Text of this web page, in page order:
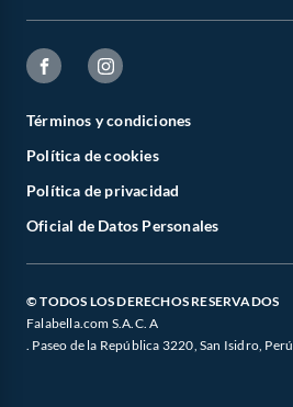
Términos y condiciones
Política de cookies
Política de privacidad
Oficial de Datos Personales
© TODOS LOS DERECHOS RESERVADOS
Falabella.com S.A.C. A
. Paseo de la República 3220, San Isidro, Perú